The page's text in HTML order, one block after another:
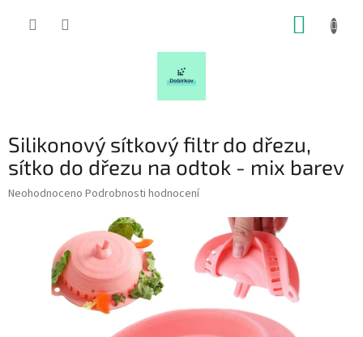
Silikonový sítkový filtr do dřezu,
sítko do dřezu na odtok - mix barev
Průměrné
hvězdiček.
Neohodnoceno Podrobnosti hodnocení